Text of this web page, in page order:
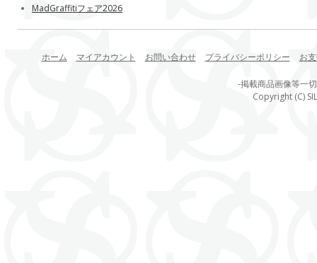
MadGraffitiフェア2026
ホーム マイアカウント お問い合わせ プライバシーポリシー お
-掲載商品画像等一
Copyright (C)